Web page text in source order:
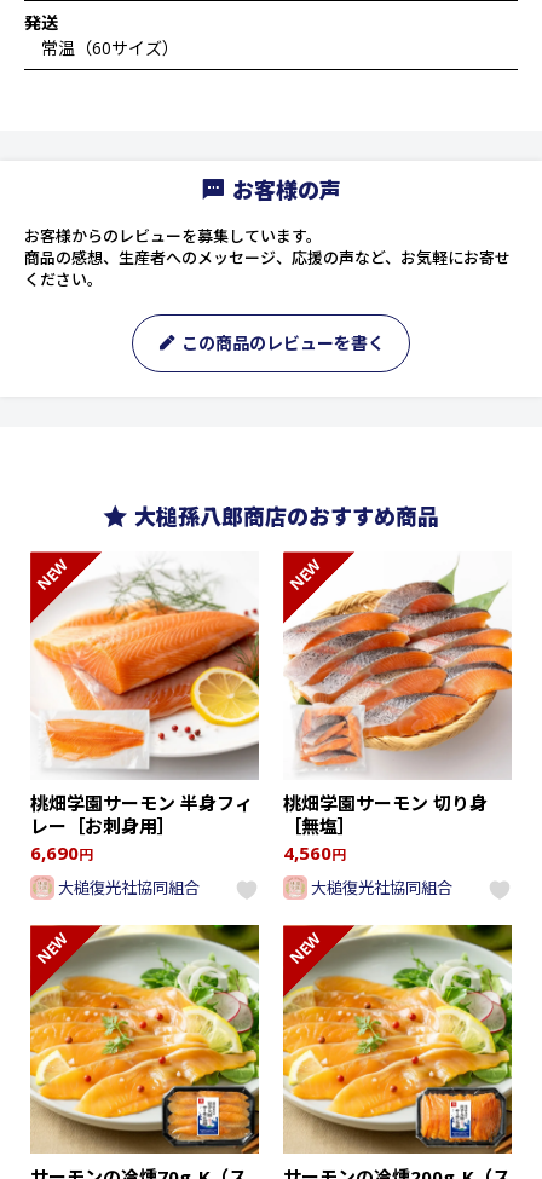
発送
常温（60サイズ）
お客様の声
お客様からのレビューを募集しています。
商品の感想、生産者へのメッセージ、応援の声など、お気軽にお寄せ
ください。
この商品のレビューを書く
大槌孫八郎商店のおすすめ商品
NEW
桃畑学園サーモン 半身フィ
レー［お刺身用］
6,690円
大槌復光社協同組合
NEW
桃畑学園サーモン 切り身
［無塩］
4,560円
大槌復光社協同組合
NEW NEW